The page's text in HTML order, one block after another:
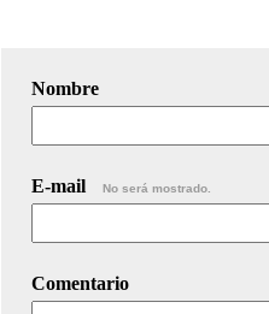
Nombre
E-mail No será mostrado.
Comentario